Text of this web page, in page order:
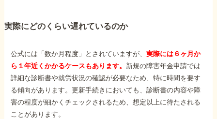
お電話でのお問い合わせ
089-907-3797
実際にどのくらい遅れているのか
公式には「数か月程度」とされていますが、実際には６ヶ月か
ら１年近くかかるケースもあります。 新規の障害年金申請では
詳細な診断書や就労状況の確認が必要なため、特に時間を要す
る傾向があります。更新手続きにおいても、診断書の内容や障
害の程度が細かくチェックされるため、想定以上に待たされる
ことがあります。